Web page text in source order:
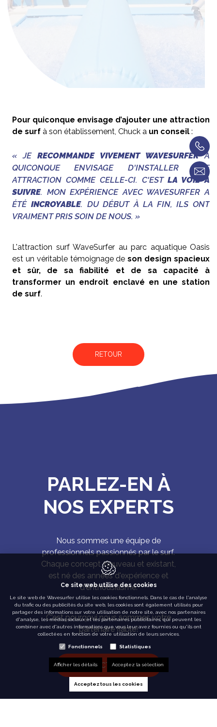
Pour quiconque envisage d’ajouter une attraction
de surf à son établissement, Chuck a un conseil :
« JE RECOMMANDE VIVEMENT WAVESURFERÀ
QUICONQUE ENVISAGE D'INSTALLER UNE
ATTRACTION COMME CELLE-CI. C'ESTLA VOIE À
SUIVRE. MON EXPÉRIENCE AVEC WAVESURFER A
ÉTÉ INCROYABLE. DU DÉBUT À LA FIN, ILS ONT
VRAIMENT PRIS SOIN DE NOUS. »
L'attraction surf WaveSurfer au parc aquatique Oasis
est un véritable témoignage deson design spacieux
et sûr, de sa fiabilité et de sa capacité à
transformer un endroit enclavé en une station
de surf.
RETOUR
PARLEZ-EN À
NOS EXPERTS
Nous sommes une équipe de
professionnels passionnés par le surf.
Chaque concept, nouveau et existant,
est né des années d'expérience et
d'enthousiasme.
C'est pourqoui nous sommes votre
partenaire fiable!
CONTACTEZ NOUS
Ce site web utilise des cookies
Le site web de Wavesurfer utilise les cookies fonctionnels. Dans le cas de l'analyse
du trafic ou des publicités du site web, les cookies sont également utilisés pour
partager des informations sur votre utilisation de notre site, avec nos partenaires
d'analyse, les médias sociaux et les partenaires publicitaires, qui peuvent les
combiner avec d'autres informations que vous leur avez fournies ou qu'ils ont
collectées en fonction de votre utilisation de leurs services.
Fonctionnels Statistiques
Afficher les détails Acceptez la sélection
Acceptez tous les cookies